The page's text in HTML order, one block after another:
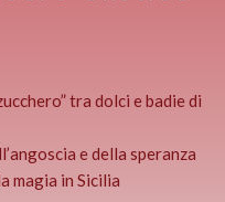
tra dolci e badie di
e della speranza
magia in Sicilia